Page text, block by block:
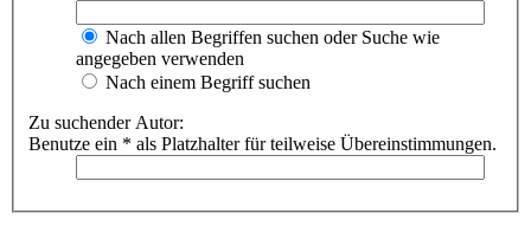
Nach allen Begriffen suchen oder Suche wie
angegeben verwenden
Nach einem Begriff suchen
Zu suchender Autor:
Benutze ein * als Platzhalter für teilweise Übereinstimmungen.